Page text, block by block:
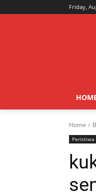
Friday,
Home
Peristiwa